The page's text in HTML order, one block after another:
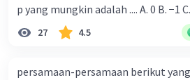
p yang mungkin adalah .... A. 0 B. −1
27 4.5
persamaan-persamaan berikut